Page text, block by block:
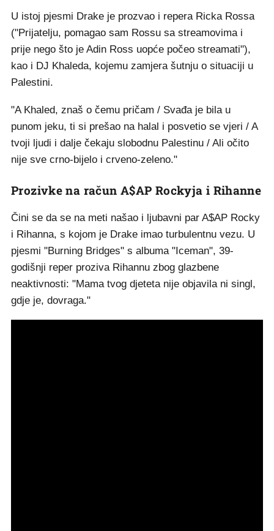
U istoj pjesmi Drake je prozvao i repera Ricka Rossa
("Prijatelju, pomagao sam Rossu sa streamovima i
prije nego što je Adin Ross uopće počeo streamati"),
kao i DJ Khaleda, kojemu zamjera šutnju o situaciji u
Palestini.
"A Khaled, znaš o čemu pričam / Svađa je bila u
punom jeku, ti si prešao na halal i posvetio se vjeri / A
tvoji ljudi i dalje čekaju slobodnu Palestinu / Ali očito
nije sve crno-bijelo i crveno-zeleno."
Prozivke na račun A$AP Rockyja i Rihanne
Čini se da se na meti našao i ljubavni par A$AP Rocky
i Rihanna, s kojom je Drake imao turbulentnu vezu. U
pjesmi "Burning Bridges" s albuma "Iceman", 39-
godišnji reper proziva Rihannu zbog glazbene
neaktivnosti: "Mama tvog djeteta nije objavila ni singl,
gdje je, dovraga."